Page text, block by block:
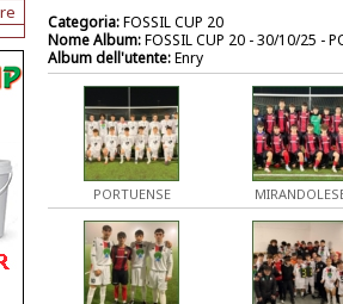
Categoria:FOSSIL CUP 20
Nome Album:FOSSIL CUP 20 - 30/10/25 -
Album dell'utente:Enry
PORTUENSE